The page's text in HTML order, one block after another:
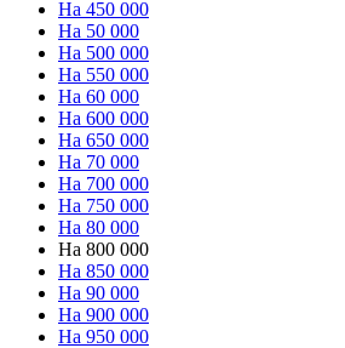
На 450 000
На 50 000
На 500 000
На 550 000
На 60 000
На 600 000
На 650 000
На 70 000
На 700 000
На 750 000
На 80 000
На 800 000
На 850 000
На 90 000
На 900 000
На 950 000